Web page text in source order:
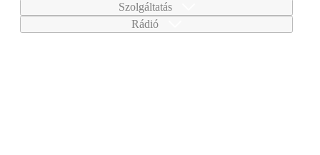
Szolgáltatás
Rádió